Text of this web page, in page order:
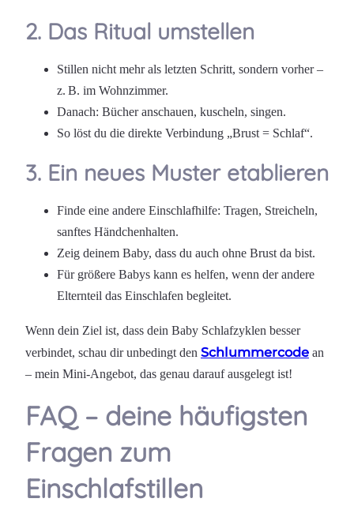
2. Das Ritual umstellen
Stillen nicht mehr als letzten Schritt, sondern vorher –
z. B. im Wohnzimmer.
Danach: Bücher anschauen, kuscheln, singen.
So löst du die direkte Verbindung „Brust = Schlaf“.
3. Ein neues Muster etablieren
Finde eine andere Einschlafhilfe: Tragen, Streicheln,
sanftes Händchenhalten.
Zeig deinem Baby, dass du auch ohne Brust da bist.
Für größere Babys kann es helfen, wenn der andere
Elternteil das Einschlafen begleitet.
Wenn dein Ziel ist, dass dein Baby Schlafzyklen besser
verbindet, schau dir unbedingt den Schlummercode an
– mein Mini-Angebot, das genau darauf ausgelegt ist!
FAQ – deine häufigsten
Fragen zum
Einschlafstillen